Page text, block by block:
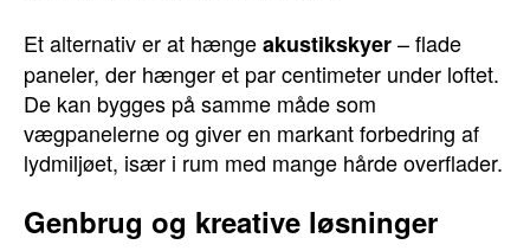
Et alternativ er at hængeakustikskyer– flade
paneler, der hænger et par centimeter under loftet.
De kan bygges på samme måde som
vægpanelerne og giver en markant forbedring af
lydmiljøet, især i rum med mange hårde overflader.
Genbrug og kreative løsninger